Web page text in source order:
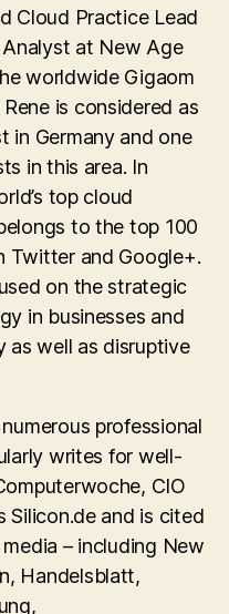
Cloud Practice Lead
Analyst at New Age
worldwide Gigaom
is considered as
in Germany and one
in this area. In
top cloud
to the top 100
Twitter and Google+.
on the strategic
in businesses and
as well as disruptive
professional
writes for well-
CIO
Silicon.de and is cited
– including New
Handelsblatt,